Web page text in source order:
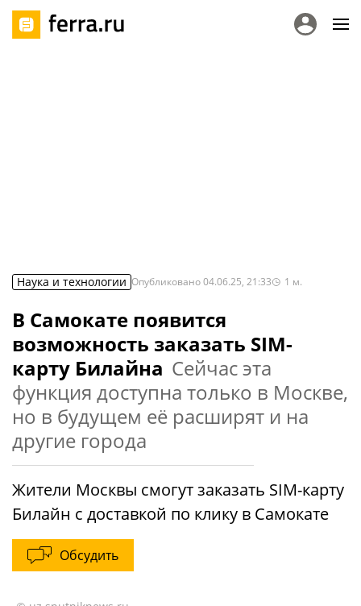
Наука и технологии Опубликовано04.06.25, 21:33 1 м.
В Самокате появится
возможность заказать SIM-
карту Билайна Сейчас эта
функция доступна только в Москве,
но в будущем её расширят и на
другие города
Жители Москвы смогут заказать SIM-карту
Билайн с доставкой по клику в Самокате
Обсудить